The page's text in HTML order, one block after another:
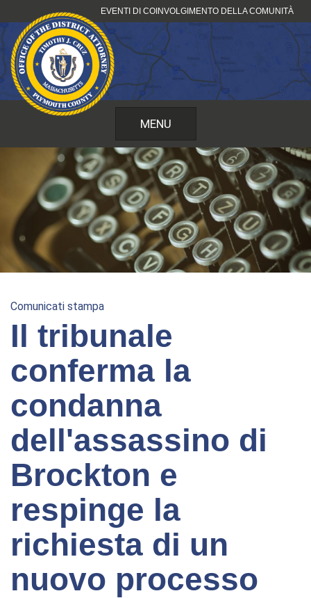
al
contenuto
EVENTI DI COINVOLGIMENTO DELLA COMUNITÀ
MENU
Comunicati stampa
Il tribunale
conferma la
condanna
dell'assassino di
Brockton e
respinge la
richiesta di un
nuovo processo